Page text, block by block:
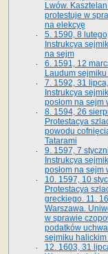
Lwów.
protestuje w
na elekcyę
5. 1590, 8
Instrukcya
na sejm
6. 1591, 12
Laudum
7. 1592, 31
Instrukcya
posłom na sejm
8. 1594, 26
Protestacya
powodu
Tatarami
9. 1597, 7
Instrukcya
posłom na sejm
10. 1597, 10
Protestacya
greckiego. 11.
Warszawa.
w sprawie
podatków
sejmiku
12. 1603, 31